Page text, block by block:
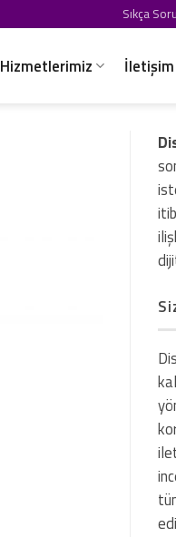
Sıkça
Hizmetlerimiz İletişim